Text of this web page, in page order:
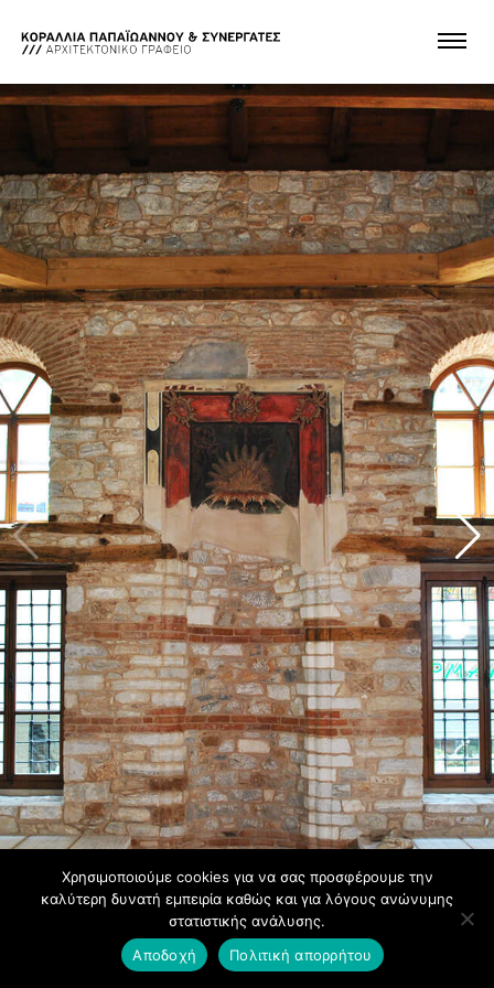
Χρησιμοποιούμε cookies για να σας προσφέρουμε την
καλύτερη δυνατή εμπειρία καθώς και για λόγους ανώνυμης
στατιστικής ανάλυσης.
Αποδοχή
Πολιτική απορρήτου